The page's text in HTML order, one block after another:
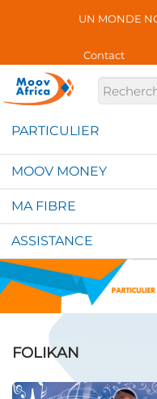
UN MONDE
Contact
MOOV MONEY
MA FIBRE
ASSISTANCE
FOLIKAN